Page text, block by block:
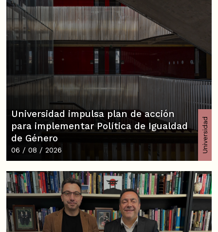
Universidad impulsa plan de acción
para implementar Política de Igualdad
de Género
06 / 08 / 2026 Universidad